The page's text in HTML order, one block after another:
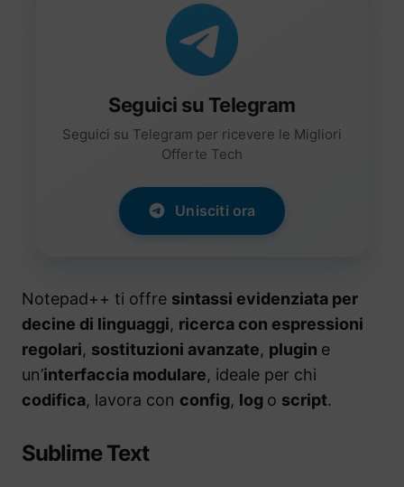
Seguici su Telegram
Seguici su Telegram per ricevere le Migliori
Offerte Tech
Unisciti ora
Notepad++ ti offre sintassi evidenziata per
decine di linguaggi, ricerca con espressioni
regolari, sostituzioni avanzate, plugin e
un’interfaccia modulare, ideale per chi
codifica, lavora con config, log o script.
Sublime Text